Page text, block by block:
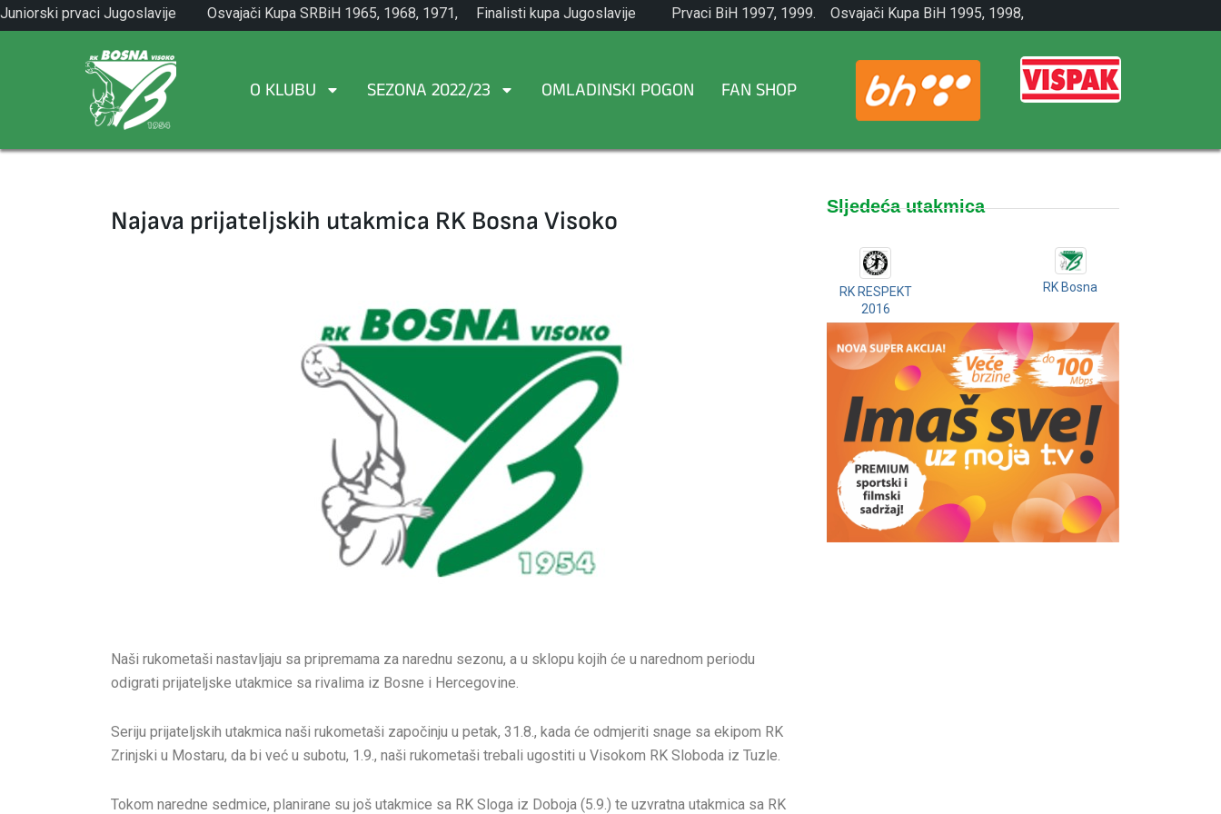
Skip
to
Juniorski prvaci Jugoslavije
1971.
Osvajači Kupa SRBiH 1965, 1968, 1971,
1982.
Finalisti kupa Jugoslavije
1965.
Prvaci BiH 1997, 1999.
Osvajači Kupa BiH 1995, 1998,
2001.
O KLUBU SEZONA 2022/23 OMLADINSKI POGON FAN SHOP
Najava prijateljskih utakmica RK Bosna Visoko
Naši rukometaši nastavljaju sa pripremama za narednu sezonu, a u sklopu kojih će u narednom periodu
odigrati prijateljske utakmice sa rivalima iz Bosne i Hercegovine.
Seriju prijateljskih utakmica naši rukometaši započinju u petak, 31.8., kada će odmjeriti snage sa ekipom RK
Zrinjski u Mostaru, da bi već u subotu, 1.9., naši rukometaši trebali ugostiti u Visokom RK Sloboda iz Tuzle.
Tokom naredne sedmice, planirane su još utakmice sa RK Sloga iz Doboja (5.9.) te uzvratna utakmica sa RK
Sljedeća utakmica
RK RESPEKT
2016
RK Bosna